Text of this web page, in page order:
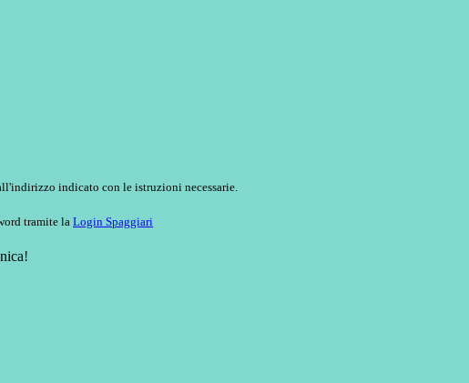
indicato con le istruzioni necessarie.
tramite la Login Spaggiari